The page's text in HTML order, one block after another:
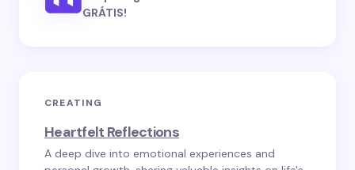
GRÁTIS!
CREATING
Heartfelt Reflections
A deep dive into emotional experiences and